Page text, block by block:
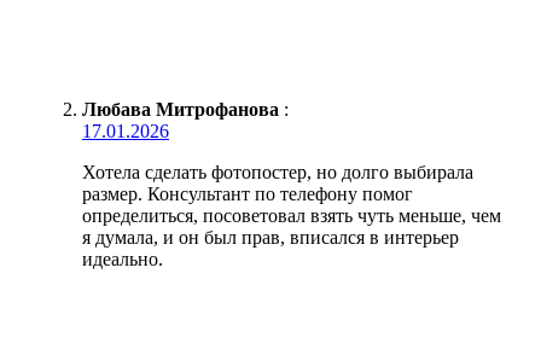
Любава Митрофанова :
17.01.2026
Хотела сделать фотопостер, но долго выбирала
размер. Консультант по телефону помог
определиться, посоветовал взять чуть меньше, чем
я думала, и он был прав, вписался в интерьер
идеально.